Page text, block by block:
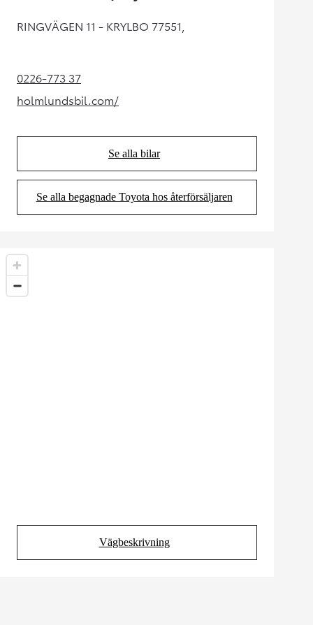
RINGVÄGEN 11 - KRYLBO 77551,
0226-773 37(Opens in new tab)
holmlundsbil.com/
(Opens in new tab)
Se alla bilar
(Opens in new tab)
Se alla begagnade Toyota hos återförsäljaren
(Opens in new tab)
Vägbeskrivning
(Opens in new tab)